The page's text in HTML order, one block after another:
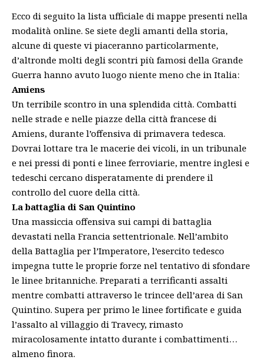
Ecco di seguito la lista ufficiale di mappe presenti nella
modalità online. Se siete degli amanti della storia,
alcune di queste vi piaceranno particolarmente,
d’altronde molti degli scontri più famosi della Grande
Guerra hanno avuto luogo niente meno che in Italia:
Amiens
Un terribile scontro in una splendida città. Combatti
nelle strade e nelle piazze della città francese di
Amiens, durante l’offensiva di primavera tedesca.
Dovrai lottare tra le macerie dei vicoli, in un tribunale
e nei pressi di ponti e linee ferroviarie, mentre inglesi e
tedeschi cercano disperatamente di prendere il
controllo del cuore della città.
La battaglia di San Quintino
Una massiccia offensiva sui campi di battaglia
devastati nella Francia settentrionale. Nell’ambito
della Battaglia per l’Imperatore, l’esercito tedesco
impegna tutte le proprie forze nel tentativo di sfondare
le linee britanniche. Preparati a terrificanti assalti
mentre combatti attraverso le trincee dell’area di San
Quintino. Supera per primo le linee fortificate e guida
l’assalto al villaggio di Travecy, rimasto
miracolosamente intatto durante i combattimenti…
almeno finora.